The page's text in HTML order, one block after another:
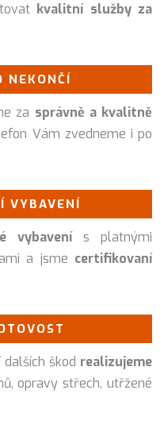
kvalitní služby za
NEKONČÍ
za správně a kvalitně
Vám zvedneme i po
VYBAVENÍ
vybavenís platnými
a jsme certifikovaní
škod realizujeme
opravy střech, utřžené